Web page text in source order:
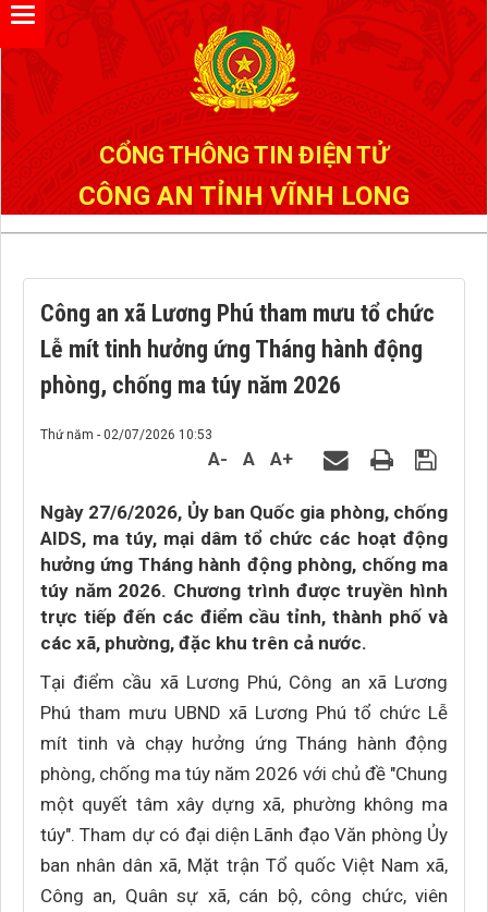
CỔNG THÔNG TIN ĐIỆN TỬ
CÔNG AN TỈNH VĨNH LONG
Công an xã Lương Phú tham mưu tổ chức
Lễ mít tinh hưởng ứng Tháng hành động
phòng, chống ma túy năm 2026
Thứ năm - 02/07/2026 10:53
A- A A+
Ngày 27/6/2026, Ủy ban Quốc gia phòng, chống
AIDS, ma túy, mại dâm tổ chức các hoạt động
hưởng ứng Tháng hành động phòng, chống ma
túy năm 2026. Chương trình được truyền hình
trực tiếp đến các điểm cầu tỉnh, thành phố và
các xã, phường, đặc khu trên cả nước.
Tại điểm cầu xã Lương Phú, Công an xã Lương
Phú tham mưu UBND xã Lương Phú tổ chức Lễ
mít tinh và chạy hưởng ứng Tháng hành động
phòng, chống ma túy năm 2026 với chủ đề "Chung
một quyết tâm xây dựng xã, phường không ma
túy". Tham dự có đại diện Lãnh đạo Văn phòng Ủy
ban nhân dân xã, Mặt trận Tổ quốc Việt Nam xã,
Công an, Quân sự xã, cán bộ, công chức, viên